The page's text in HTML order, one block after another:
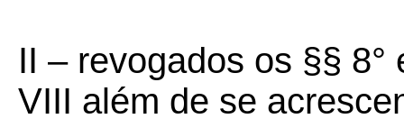
II – revogados os §§ 8°
VIII além de se